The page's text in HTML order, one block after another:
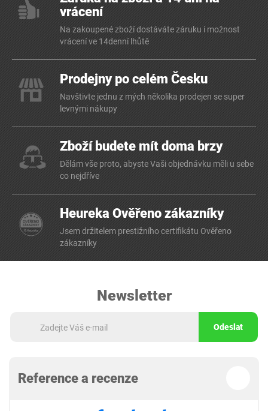
vrácení
Na zakoupené zboží dostáváte záruku i možnost
vrácení ve 14denní lhůtě
Prodejny po celém Česku
Navštivte jednu z mých několika prodejen se super
levnými nákupy
Zboží budete mít doma brzy
Dělám vše proto, abyste Vaši objednávku měli u sebe
co nejdříve
Heureka Ověřeno zákazníky
Jsem držitelem prestižního certifikátu Ověřeno
zákazníky
Newsletter
Odeslat
Reference a recenze